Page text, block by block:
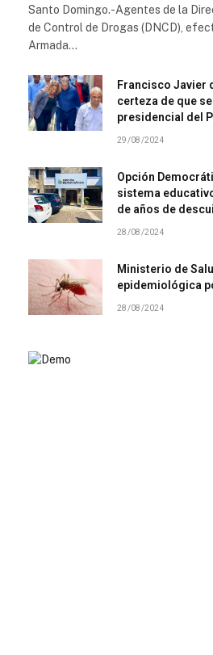
Santo Domingo.-Agentes de la
de Control de Drogas (DNCD),
Armada…
Francisco Javier
certeza de que
presidencial del
29/08/2024
Opción
sistema
de años de
28/08/2024
Ministerio de
epidemiológica
28/08/2024